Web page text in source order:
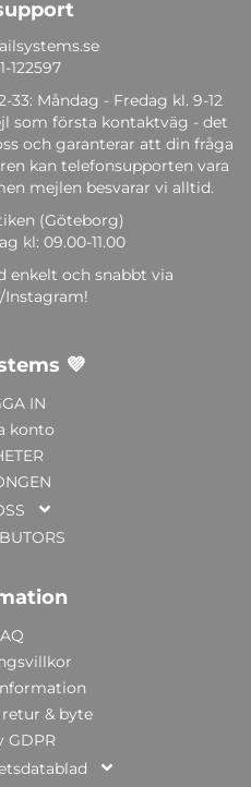
122597
Måndag - Fredag kl. 9-12
som första kontaktväg - det
och garanterar att din fråga
kan telefonsupporten vara
mejlen besvarar vi alltid.
(Göteborg)
kl: 09.00-11.00
enkelt och snabbt via
Instagram!
💜
IN
konto
& byte
GDPR